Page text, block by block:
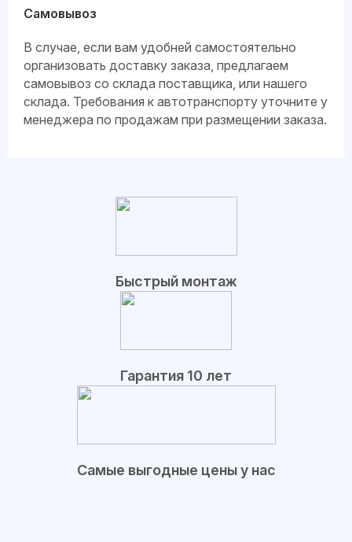
Самовывоз
В случае, если вам удобней самостоятельно
организовать доставку заказа, предлагаем
самовывоз со склада поставщика, или нашего
склада. Требования к автотранспорту уточните у
менеджера по продажам при размещении заказа.
Быстрый монтаж
Гарантия 10 лет
Самые выгодные цены у нас